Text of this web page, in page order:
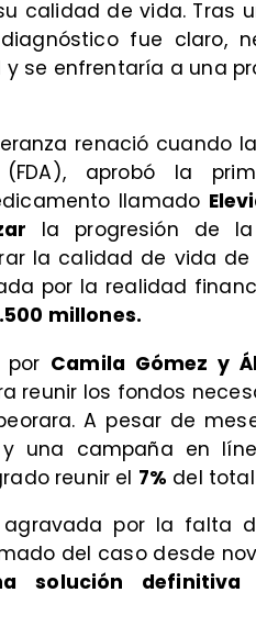
calidad de vida. Tras
fue claro,
se enfrentaría a una
renació cuando la
(FDA), aprobó la
llamado
la progresión de
la calidad de vida de
por la realidad
millones.
por Camila Gómez y
reunir los fondos
A pesar de
una campaña en
reunir el 7% del
por la falta
del caso desde
solución definitiva